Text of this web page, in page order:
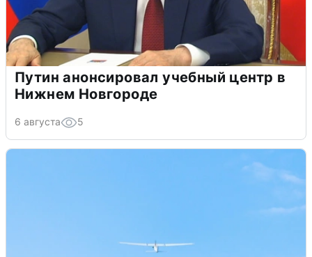
Путин анонсировал учебный центр в
Нижнем Новгороде
6 августа 5